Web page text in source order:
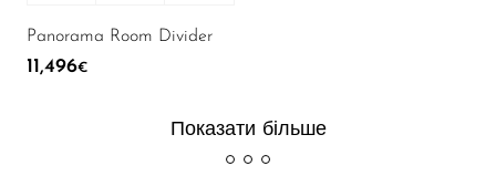
Panorama Room Divider
11,496€
Показати більше